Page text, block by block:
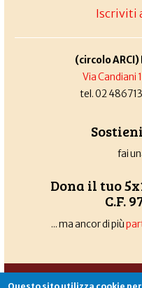
Iscriviti
(circolo
Via Candiani
tel. 02
fai
Dona il tuo
C.F.
... ma ancor di più